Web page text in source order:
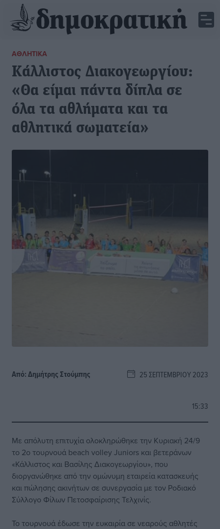
ΑΘΛΗΤΙΚΆ
Κάλλιστος Διακογεωργίου:
«Θα είμαι πάντα δίπλα σε
όλα τα αθλήματα και τα
αθλητικά σωματεία»
Από:Δημήτρης Στούμπης 25 ΣΕΠΤΕΜΒΡΊΟΥ 2023
15:33
Με απόλυτη επιτυχία ολοκληρώθηκε την Κυριακή 24/9
το 2ο τουρνουά beach volley Juniors και βετεράνων
«Κάλλιστος και Βασίλης Διακογεωργίου», που
διοργανώθηκε από την ομώνυμη εταιρεία κατασκευής
και πώλησης ακινήτων σε συνεργασία με τον Ροδιακό
Σύλλογο Φίλων Πετοσφαίρισης Τελχινίς.
Το τουρνουά έδωσε την ευκαιρία σε νεαρούς αθλητές